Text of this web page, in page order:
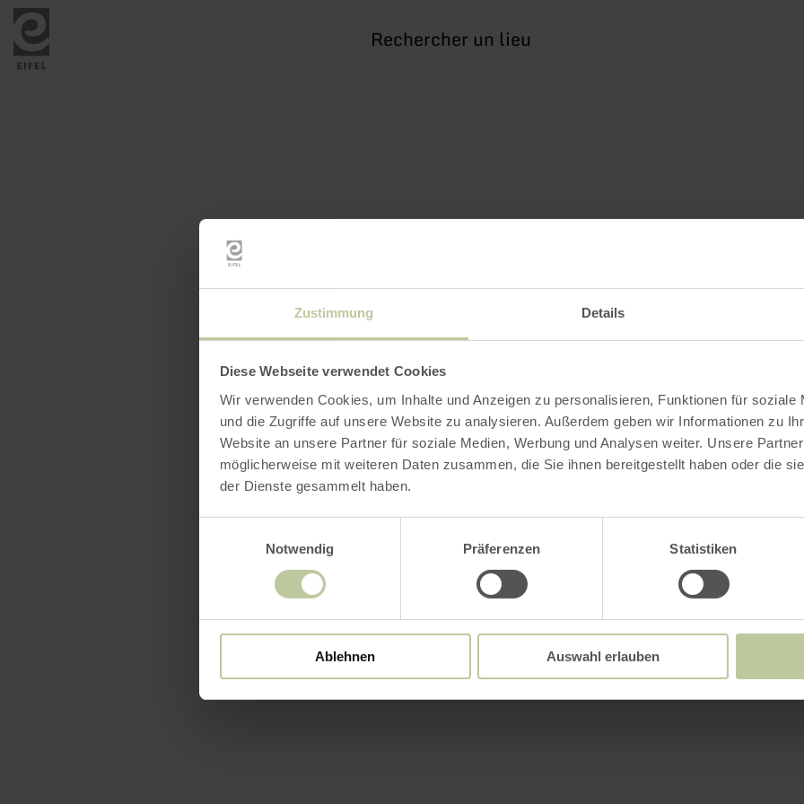
Zustimmung Details
Diese Webseite verwendet Cookies
Wir verwenden Cookies, um Inhalte und Anzeigen zu personalisieren, Funktionen für soziale
und die Zugriffe auf unsere Website zu analysieren. Außerdem geben wir Informationen zu
Website an unsere Partner für soziale Medien, Werbung und Analysen weiter. Unsere
möglicherweise mit weiteren Daten zusammen, die Sie ihnen bereitgestellt haben oder die
der Dienste gesammelt haben.
Notwendig
Präferenzen Statistiken
Ablehnen Auswahl erlauben
recherche